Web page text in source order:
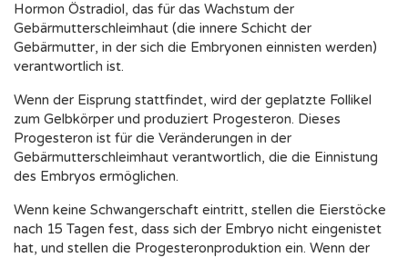
Hormon Östradiol, das für das Wachstum der
Gebärmutterschleimhaut (die innere Schicht der
Gebärmutter, in der sich die Embryonen einnisten werden)
verantwortlich ist.
Wenn der Eisprung stattfindet, wird der geplatzte Follikel
zum Gelbkörper und produziert Progesteron. Dieses
Progesteron ist für die Veränderungen in der
Gebärmutterschleimhaut verantwortlich, die die Einnistung
des Embryos ermöglichen.
Wenn keine Schwangerschaft eintritt, stellen die Eierstöcke
nach 15 Tagen fest, dass sich der Embryo nicht eingenistet
hat, und stellen die Progesteronproduktion ein. Wenn der